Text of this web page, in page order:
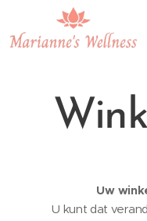
Uw
U kunt dat